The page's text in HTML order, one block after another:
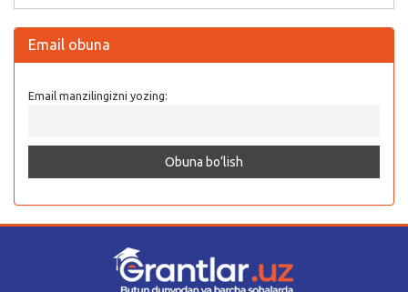
Email obuna
Email manzilingizni yozing: